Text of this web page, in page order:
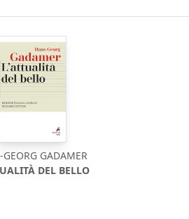
GEORG GADAMER
DEL BELLO